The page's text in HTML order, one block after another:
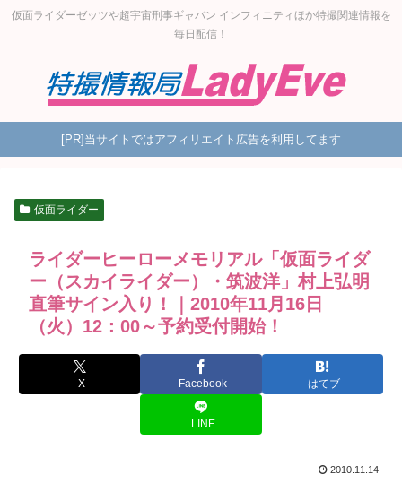
仮面ライダーゼッツや超宇宙刑事ギャバン インフィニティほか特撮関連情報を
毎日配信！
[PR]当サイトではアフィリエイト広告を利用してます
仮面ライダー
ライダーヒーローメモリアル「仮面ライダ
ー（スカイライダー）・筑波洋」村上弘明
直筆サイン入り！｜2010年11月16日
（火）12：00～予約受付開始！
X Facebook はてブ
LINE
2010.11.14